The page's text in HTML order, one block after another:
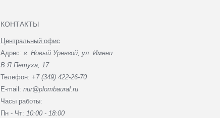
КОНТАКТЫ
Центральный офис
Адрес: г. Новый Уренгой, ул. Имени
В.Я.Петуха, 17
Телефон: +7 (349) 422-26-70
E-mail: nur@plombaural.ru
Часы работы:
Пн - Чт: 10:00 - 18:00